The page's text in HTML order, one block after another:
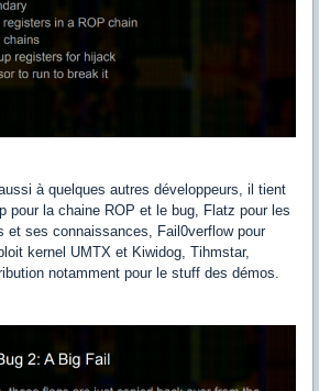
à quelques autres développeurs, il tient
pour la chaine ROP et le bug, Flatz pour les
et ses connaissances, Fail0verflow pour
kernel UMTX et Kiwidog, Tihmstar,
notamment pour le stuff des démos.